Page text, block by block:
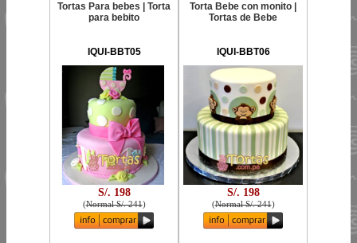
Tortas Para bebes | Torta
para bebito
IQUI-BBT05
S/. 198
(Normal S/. 241)
Torta Bebe con monito |
Tortas de Bebe
IQUI-BBT06
S/. 198
(Normal S/. 241)